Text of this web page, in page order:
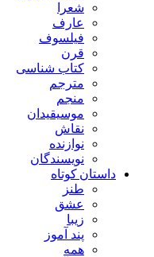
شعرا
عارف
فیلسوف
قرن
کتاب شناسی
مترجم
منجم
موسیقیدان
نقاش
نوازنده
نویسندگان
داستان کوتاه
طنز
عشق
زیبا
پند آموز
همه